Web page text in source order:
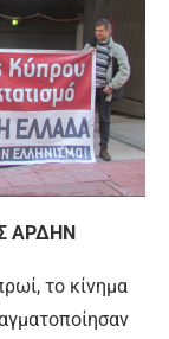
ΑΡΔΗΝ
το κίνημα